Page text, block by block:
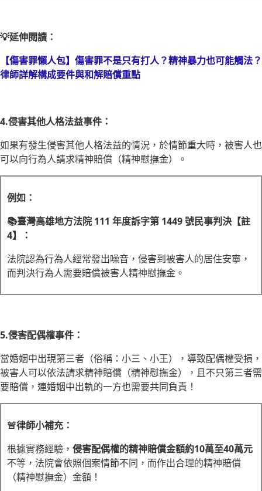
💡延伸閱讀：
【傷害罪懶人包】傷害罪不是只有打人？精神暴力也可能觸法？
律師詳解構成要件與和解賠償重點
4.侵害其他人格法益事件：
如果有發生侵害其他人格法益的情況，於情節重大時，被害人也
可以向行為人請求精神賠償（精神慰撫金）。
例如：
📚臺灣高雄地方法院 111 年度訴字第 1449 號民事判決【註
4】：
法院認為行為人經常發出噪音，侵害到被害人的居住安寧，
而判決行為人需要賠償被害人精神慰撫金。
5.侵害配偶權事件：
當婚姻中出現第三者（俗稱：小三、小王），導致配偶權受損，
被害人可以依法請求精神賠償（精神慰撫金），且不只第三者需
要賠償，連婚姻中出軌的一方也需要共同負責！
🚨律師小補充：
根據實務經驗， 侵害配偶權的精神賠償金額約10萬至40萬元
不等，法院會依照個案情節不同，而作出合理的精神賠償
（精神慰撫金）金額！